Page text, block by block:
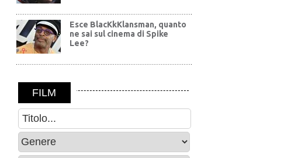
Esce BlacKkKlansman, quanto
ne sai sul cinema di Spike
Lee?